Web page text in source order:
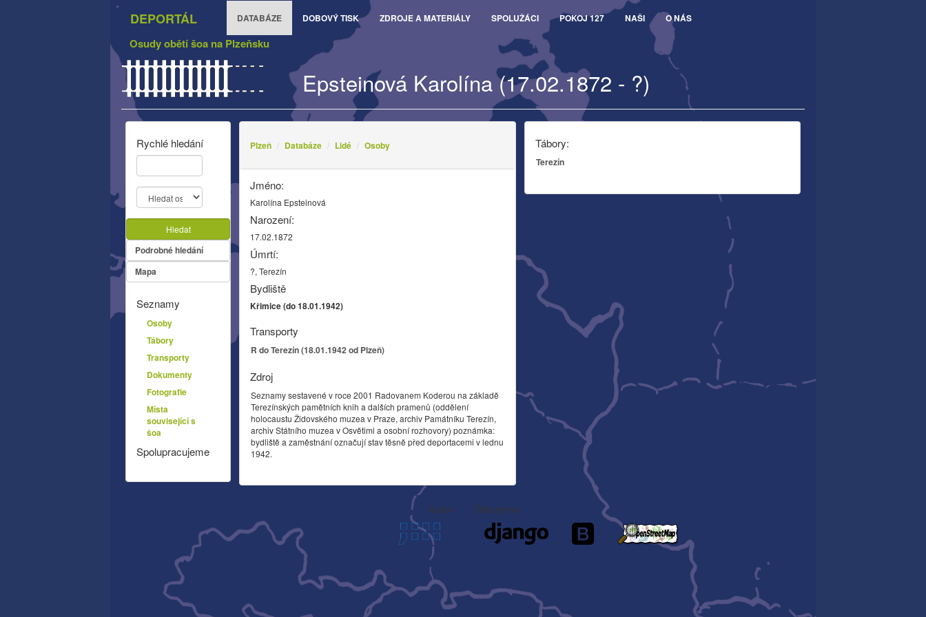
DEPORTÁL DATABÁZE DOBOVÝ TISK ZDROJE A MATERIÁLY SPOLUŽÁCI POKOJ 127 NAŠI O NÁS
Osudy obětí šoa na Plzeňsku
Epsteinová Karolína (17.02.1872 - ?)
Tábory:
Terezín
Plzeň Databáze Lidé Osoby
Jméno:
Karolína Epsteinová
Narození:
17.02.1872
Úmrtí:
?, Terezín
Bydliště
Křimice (do 18.01.1942)
Transporty
R do Terezín (18.01.1942 od Plzeň)
Zdroj
Seznamy sestavené v roce 2001 Radovanem Koderou na základě
Terezínských pamětních knih a dalších pramenů (oddělení
holocaustu Židovského muzea v Praze, archiv Památníku Terezín,
archiv Státního muzea v Osvětimi a osobní rozhovory) poznámka:
bydliště a zaměstnání označují stav těsně před deportacemi v lednu
1942.
Rychlé hledání
Hledat
Podrobné hledání
Mapa
Seznamy
Osoby
Tábory
Transporty
Dokumenty
Fotografie
Místa
související s
šoa
Spolupracujeme
Autor Děkujeme